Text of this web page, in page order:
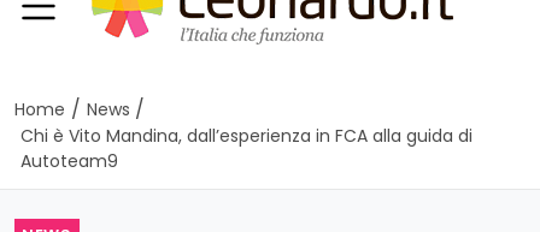
Home / News /
Chi è Vito Mandina, dall’esperienza in FCA alla guida di
Autoteam9